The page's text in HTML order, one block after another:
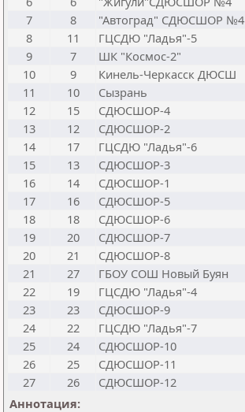
7
8 "Автоград" СДЮСШОР №4
8
11 ГЦСДЮ "Ладья"-5
9
7 ШК "Космос-2"
10
9 Кинель-Черкасск ДЮСШ
11
10 Сызрань
12
15 СДЮСШОР-4
13
12 СДЮСШОР-2
14
17 ГЦСДЮ "Ладья"-6
15
13 СДЮСШОР-3
16
14 СДЮСШОР-1
17
16 СДЮСШОР-5
18
18 СДЮСШОР-6
19
20 СДЮСШОР-7
20
21 СДЮСШОР-8
21
27 ГБОУ СОШ Новый Буян
22
19 ГЦСДЮ "Ладья"-4
23
23 СДЮСШОР-9
24
22 ГЦСДЮ "Ладья"-7
25
24 СДЮСШОР-10
26
25 СДЮСШОР-11
27
26 СДЮСШОР-12
Аннотация: